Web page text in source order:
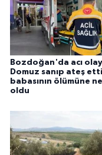
Bozdoğan'da acı
Domuz sanıp ateş
babasının ölümüne
oldu